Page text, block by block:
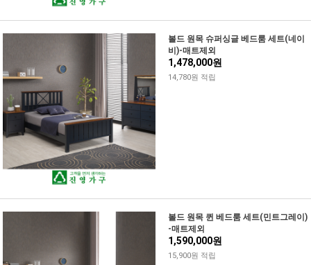
볼드 원목 슈퍼싱글 베드룸 세트(네이
비)-매트제외
1,478,000원
14,780원 적립
볼드 원목 퀸 베드룸 세트(민트그레이)
-매트제외
1,590,000원
15,900원 적립